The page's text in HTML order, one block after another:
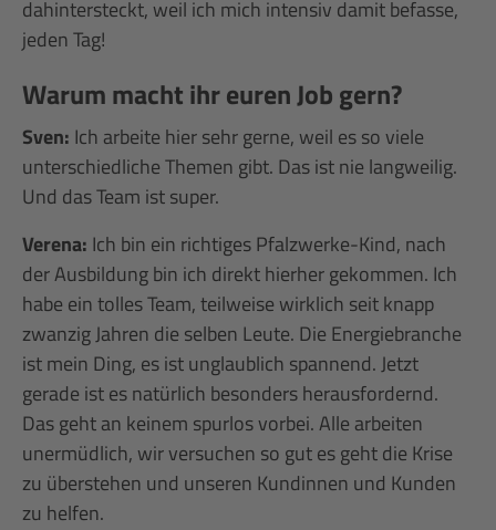
dahintersteckt, weil ich mich intensiv damit befasse,
jeden Tag!
Warum macht ihr euren Job gern?
Sven: Ich arbeite hier sehr gerne, weil es so viele
unterschiedliche Themen gibt. Das ist nie langweilig.
Und das Team ist super.
Verena: Ich bin ein richtiges Pfalzwerke-Kind, nach
der Ausbildung bin ich direkt hierher gekommen. Ich
habe ein tolles Team, teilweise wirklich seit knapp
zwanzig Jahren die selben Leute. Die Energiebranche
ist mein Ding, es ist unglaublich spannend. Jetzt
gerade ist es natürlich besonders herausfordernd.
Das geht an keinem spurlos vorbei. Alle arbeiten
unermüdlich, wir versuchen so gut es geht die Krise
zu überstehen und unseren Kundinnen und Kunden
zu helfen.